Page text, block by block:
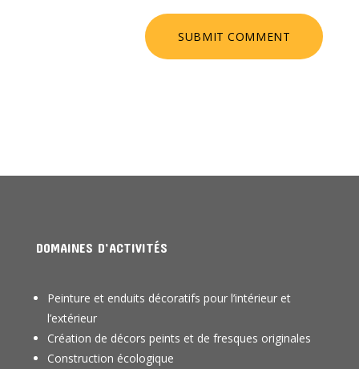
SUBMIT COMMENT
DOMAINES D’ACTIVITÉS
Peinture et enduits décoratifs pour l’intérieur et
l’extérieur
Création de décors peints et de fresques originales
Construction écologique